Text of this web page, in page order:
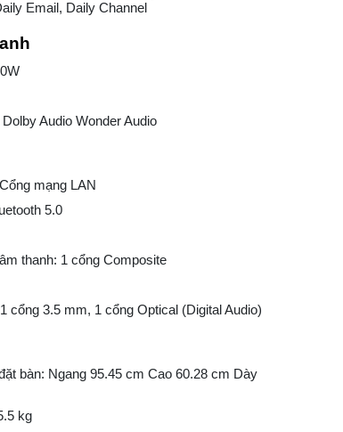
Email, Daily Channel
Audio Wonder Audio
mạng LAN
5.0
thanh: 1 cổng Composite
cổng 3.5 mm, 1 cổng Optical (Digital Audio)
bàn: Ngang 95.45 cm Cao 60.28 cm Dày
kg